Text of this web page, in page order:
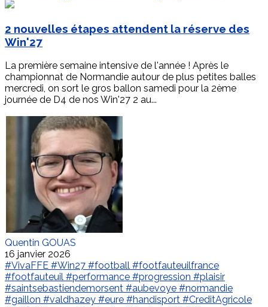
2 nouvelles étapes attendent la réserve des
Win'27
La première semaine intensive de l'année ! Après le
championnat de Normandie autour de plus petites balles
mercredi, on sort le gros ballon samedi pour la 2ème
journée de D4 de nos Win'27 2 au...
Quentin GOUAS
16 janvier 2026
#VivaFFE #Win27 #football #footfauteuilfrance
#footfauteuil #performance #progression #plaisir
#saintsebastiendemorsent #aubevoye #normandie
#gaillon #valdhazey #eure #handisport #CreditAgricole